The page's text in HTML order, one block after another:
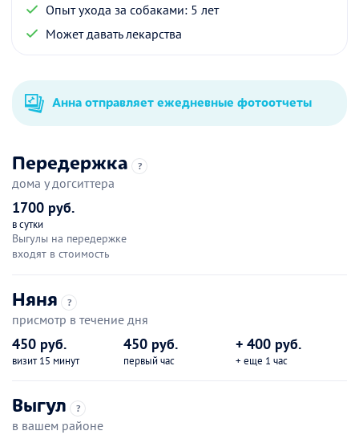
Опыт ухода за собаками: 5 лет
Может давать лекарства
Анна отправляет ежедневные фотоотчеты
Передержка ?
дома у догситтера
1700 руб.
в сутки
Выгулы на передержке
входят в стоимость
Няня ?
присмотр в течение дня
450 руб.
визит 15 минут
450 руб.
первый час
+ 400 руб.
+ еще 1 час
Выгул ?
в вашем районе